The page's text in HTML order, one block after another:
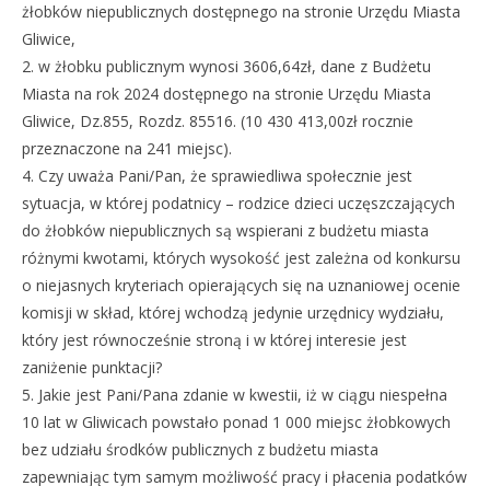
żłobków niepublicznych dostępnego na stronie Urzędu Miasta
Gliwice,
2. w żłobku publicznym wynosi 3606,64zł, dane z Budżetu
Miasta na rok 2024 dostępnego na stronie Urzędu Miasta
Gliwice, Dz.855, Rozdz. 85516. (10 430 413,00zł rocznie
przeznaczone na 241 miejsc).
4. Czy uważa Pani/Pan, że sprawiedliwa społecznie jest
sytuacja, w której podatnicy – rodzice dzieci uczęszczających
do żłobków niepublicznych są wspierani z budżetu miasta
różnymi kwotami, których wysokość jest zależna od konkursu
o niejasnych kryteriach opierających się na uznaniowej ocenie
komisji w skład, której wchodzą jedynie urzędnicy wydziału,
który jest równocześnie stroną i w której interesie jest
zaniżenie punktacji?
5. Jakie jest Pani/Pana zdanie w kwestii, iż w ciągu niespełna
10 lat w Gliwicach powstało ponad 1 000 miejsc żłobkowych
bez udziału środków publicznych z budżetu miasta
zapewniając tym samym możliwość pracy i płacenia podatków